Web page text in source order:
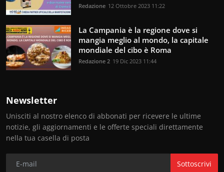
Redazione 12 Ottobre 2023 11:22
La Campania è la regione dove si
mangia meglio al mondo, la capitale
mondiale del cibo è Roma
Redazione 2 19 Dic 2023 11:44
Newsletter
Unisciti al nostro elenco di abbonati per ricevere le ultime
notizie, gli aggiornamenti e le offerte speciali direttamente
nella tua casella di posta
Sottoscrivi